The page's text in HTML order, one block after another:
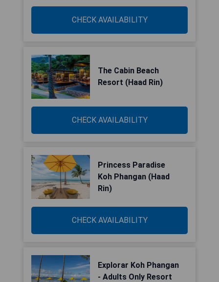
CHECK AVAILABILITY
The Cabin Beach
Resort (Haad Rin)
CHECK AVAILABILITY
Princess Paradise
Koh Phangan (Haad
Rin)
CHECK AVAILABILITY
Explorar Koh Phangan
- Adults Only Resort